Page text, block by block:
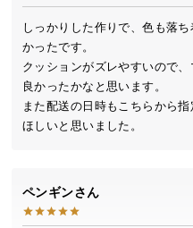
品
の
配
送
に
つ
中
しっかりした作りで、色も落
かったです。
クッションがズレやすいので
良かったかなと思います。
また配送の日時もこちらから
ほしいと思いました。
ペンギン